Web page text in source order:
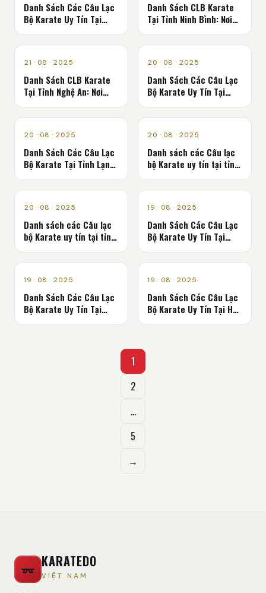
Danh Sách Các Câu Lạc
Bộ Karate Uy Tín Tại
Danh Sách CLB Karate
Tại Tỉnh Ninh Bình: Nơi
Đạo
CLB KARATE - VÕ ĐƯỜNG
21 · 08 · 2025
Danh Sách CLB Karate
Tại Tỉnh Nghệ An: Nơi
Đạo
CLB KARATE - VÕ ĐƯỜNG
20 · 08 · 2025
Danh Sách Các Câu Lạc
Bộ Karate Uy Tín Tại
CLB KARATE - VÕ ĐƯỜNG
20 · 08 · 2025
Danh Sách Các Câu Lạc
Bộ Karate Tại Tỉnh Lạng
Thần Võ Đạo
CLB KARATE - VÕ ĐƯỜNG
20 · 08 · 2025
Danh sách các Câu lạc
bộ Karate uy tín tại tỉnh
tinh hoa võ đạo
CLB KARATE - VÕ ĐƯỜNG
20 · 08 · 2025
Danh sách các Câu lạc
bộ Karate uy tín tại tỉnh
CLB KARATE - VÕ ĐƯỜNG
19 · 08 · 2025
Danh Sách Các Câu Lạc
Bộ Karate Uy Tín Tại
CLB KARATE - VÕ ĐƯỜNG
19 · 08 · 2025
Danh Sách Các Câu Lạc
Bộ Karate Uy Tín Tại
CLB KARATE - VÕ ĐƯỜNG
19 · 08 · 2025
Danh Sách Các Câu Lạc
Bộ Karate Uy Tín Tại Hải
Phân
trang
viết
1
2
…
5
→
KARATEDO
VIỆT NAM